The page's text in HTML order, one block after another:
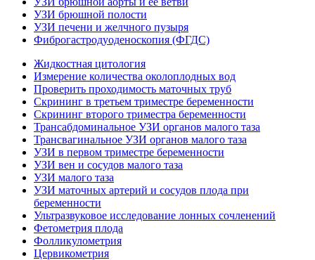
УЗИ брюшной полости
УЗИ печени и желчного пузыря
Фиброгастродуоденоскопия (ФГДС)
Жидкостная цитология
Измерение количества околоплодных вод
Проверить проходимость маточных труб
Скрининг в третьем триместре беременности
Скрининг второго триместра беременности
Трансабдоминальное УЗИ органов малого таза
Трансвагинальное УЗИ органов малого таза
УЗИ в первом триместре беременности
УЗИ вен и сосудов малого таза
УЗИ малого таза
УЗИ маточных артерий и сосудов плода при
беременности
Ультразвуковое исследование лонных сочленений
Фетометрия плода
Фолликулометрия
Цервикометрия